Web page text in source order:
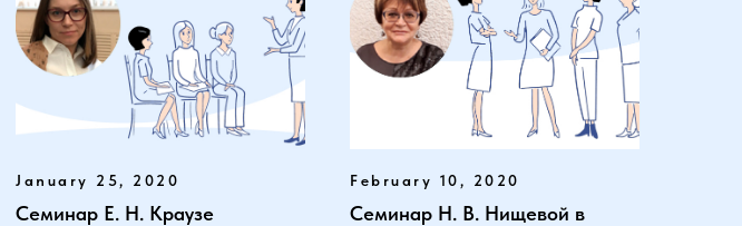
January 25, 2020
Семинар Е. Н. Краузе
February 10, 2020
Семинар Н. В. Нищевой в